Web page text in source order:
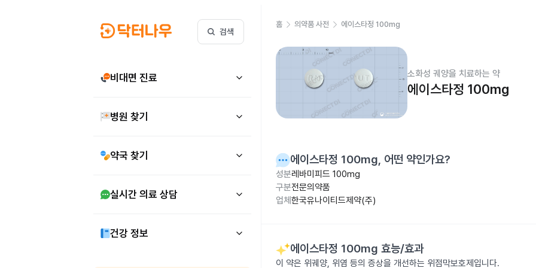
검색
비대면 진료
병원 찾기
약국 찾기
실시간 의료 상담
건강 정보
홈 의약품 사전 에이스타정 100mg
소화성 궤양을 치료하는 약
에이스타정 100mg
에이스타정 100mg, 어떤 약인가요?
성분레바미피드 100mg
구분전문의약품
업체 한국유나이티드제약(주)
에이스타정 100mg 효능/효과
이 약은 위궤양, 위염 등의 증상을 개선하는 위점막보호제입니다.